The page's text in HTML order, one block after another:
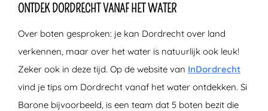
ONTDEK DORDRECHT VANAF HET WATER
Over boten gesproken: je kan Dordrecht over land
verkennen, maar over het water is natuurlijk ook leuk!
Zeker ook in deze tijd. Op de website van InDordrecht
vind je tips om Dordrecht vanaf het water ontdekken. Si
Barone bijvoorbeeld, is een team dat 5 boten bezit die